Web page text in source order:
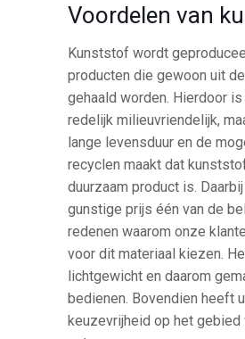
Voordelen van
Kunststof wordt
producten die gewoon uit
gehaald worden. Hierdoor
redelijk milieuvriendelijk,
lange levensduur en de
recyclen maakt dat
duurzaam product is.
gunstige prijs één van de
redenen waarom onze
voor dit materiaal kiezen.
lichtgewicht en daarom
bedienen. Bovendien heeft
keuzevrijheid op het gebied